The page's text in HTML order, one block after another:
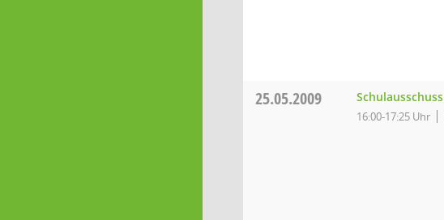
25.05.2009 Schulausschuss
16:00-17:25 Uhr